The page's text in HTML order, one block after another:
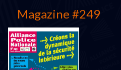
Magazine #249